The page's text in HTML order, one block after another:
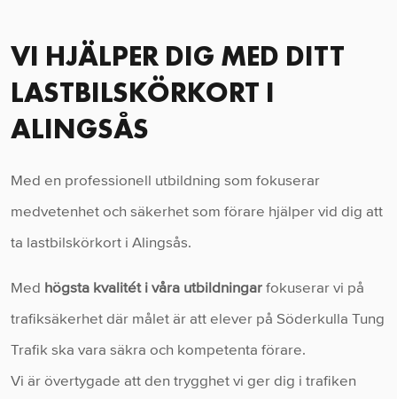
VI HJÄLPER DIG MED DITT
LASTBILSKÖRKORT I
ALINGSÅS
Med en professionell utbildning som fokuserar
medvetenhet och säkerhet som förare hjälper vid dig att
ta lastbilskörkort i Alingsås.
Med högsta kvalitét i våra utbildningarfokuserar vi på
trafiksäkerhet där målet är att elever på Söderkulla Tung
Trafik ska vara säkra och kompetenta förare.
Vi är övertygade att den trygghet vi ger dig i trafiken